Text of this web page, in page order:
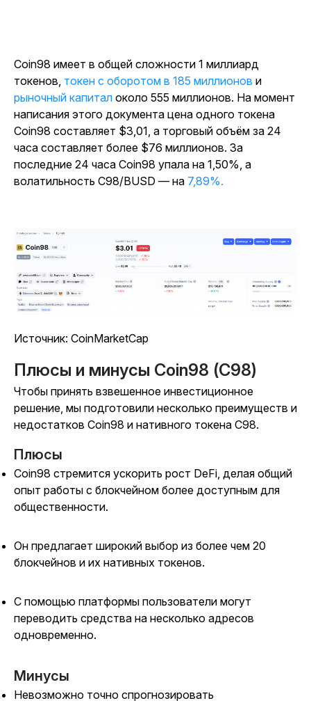
Coin98 имеет в общей сложности 1 миллиард
токенов, токен с оборотом в 185 миллионов и
рыночный капитал около 555 миллионов. На момент
написания этого документа цена одного токена
Coin98 составляет $3,01, а торговый объём за 24
часа составляет более $76 миллионов. За
последние 24 часа Coin98 упала на 1,50%, а
волатильность C98/BUSD — на 7,89%.
Источник: CoinMarketCap
Плюсы и минусы Coin98 (C98)
Чтобы принять взвешенное инвестиционное
решение, мы подготовили несколько преимуществ и
недостатков Coin98 и нативного токена C98.
Плюсы
Coin98 стремится ускорить рост DeFi, делая общий
опыт работы с блокчейном более доступным для
общественности.
Он предлагает широкий выбор из более чем 20
блокчейнов и их нативных токенов.
С помощью платформы пользователи могут
переводить средства на несколько адресов
одновременно.
Минусы
Невозможно точно спрогнозировать